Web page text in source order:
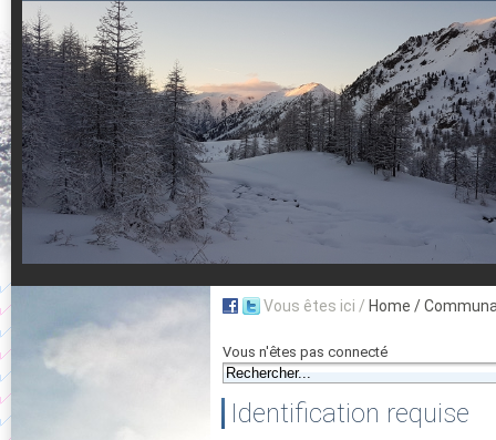
Suivez en direct l'actualité des stations
Vous êtes ici / Home /
Vous n'êtes pas connecté
Identification requise